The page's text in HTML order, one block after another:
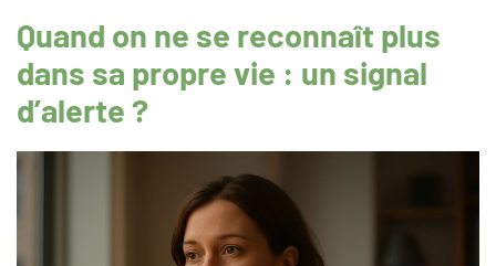
Quand on ne se reconnaît plus
dans sa propre vie : un signal
d’alerte ?